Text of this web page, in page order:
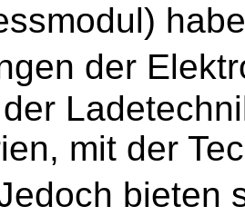
der
mit der
bieten